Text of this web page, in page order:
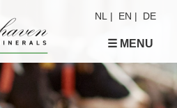
NL | EN | DE
☰ MENU